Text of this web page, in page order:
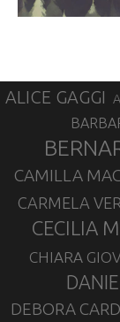
ALICE GAGGI
CAMILLA
CARMELA
CECILIA
CHIARA
DEBORA